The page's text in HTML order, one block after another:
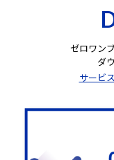
ゼロワン
ダ
サービ